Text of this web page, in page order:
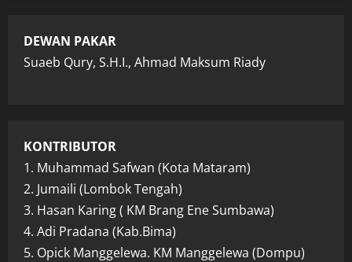
DEWAN PAKAR
Suaeb Qury, S.H.I., Ahmad Maksum Riady
KONTRIBUTOR
1. Muhammad Safwan (Kota Mataram)
2. Jumaili (Lombok Tengah)
3. Hasan Karing ( KM Brang Ene Sumbawa)
4. Adi Pradana (Kab.Bima)
5. Opick Manggelewa. KM Manggelewa (Dompu)